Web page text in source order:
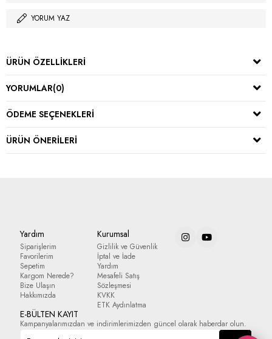
YORUM YAZ
ÜRÜN ÖZELLIKLERI
YORUMLAR(0)
ÖDEME SEÇENEKLERI
ÜRÜN ÖNERILERI
Yardım
Siparişlerim
Favorilerim
Sepetim
Kargom Nerede?
Bize Ulaşın
Hakkımızda
Kurumsal
Gizlilik ve Güvenlik
İptal ve İade
Yardım
Mesafeli Satış
Sözleşmesi
KVKK
ETK Aydınlatma
E-BÜLTEN KAYIT
Kampanyalarımızdan ve indirimlerimizden güncel olarak haberdar olun.